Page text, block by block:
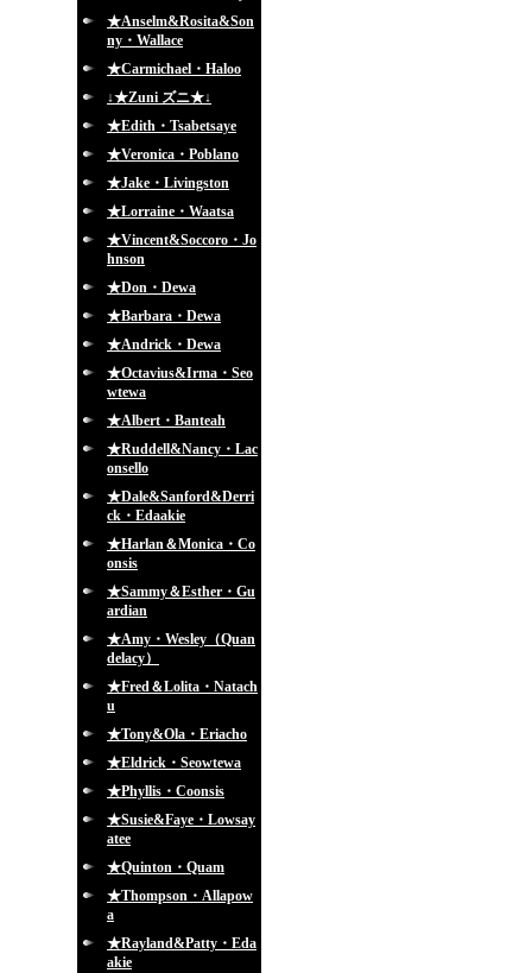
★Anselm&Rosita&Son
ny・Wallace
★Carmichael・Haloo
↓★Zuni ズニ★↓
★Edith・Tsabetsaye
★Veronica・Poblano
★Jake・Livingston
★Lorraine・Waatsa
★Vincent&Soccoro・Jo
hnson
★Don・Dewa
★Barbara・Dewa
★Andrick・Dewa
★Octavius&Irma・Seo
wtewa
★Albert・Banteah
★Ruddell&Nancy・Lac
onsello
★Dale&Sanford&Derri
ck・Edaakie
★Harlan＆Monica・Co
onsis
★Sammy＆Esther・Gu
ardian
★Amy・Wesley（Quan
delacy）
★Fred＆Lolita・Natach
u
★Tony&Ola・Eriacho
★Eldrick・Seowtewa
★Phyllis・Coonsis
★Susie&Faye・Lowsay
atee
★Quinton・Quam
★Thompson・Allapow
a
★Rayland&Patty・Eda
akie